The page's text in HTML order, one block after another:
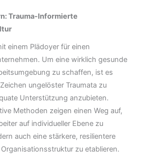
Trauma-Informierte
einem Plädoyer für einen
Um eine wirklich gesunde
zu schaffen, ist es
ungelöster Traumata zu
Unterstützung anzubieten.
Methoden zeigen einen Weg auf,
auf individueller Ebene zu
auch eine stärkere, resilientere
zu etablieren.